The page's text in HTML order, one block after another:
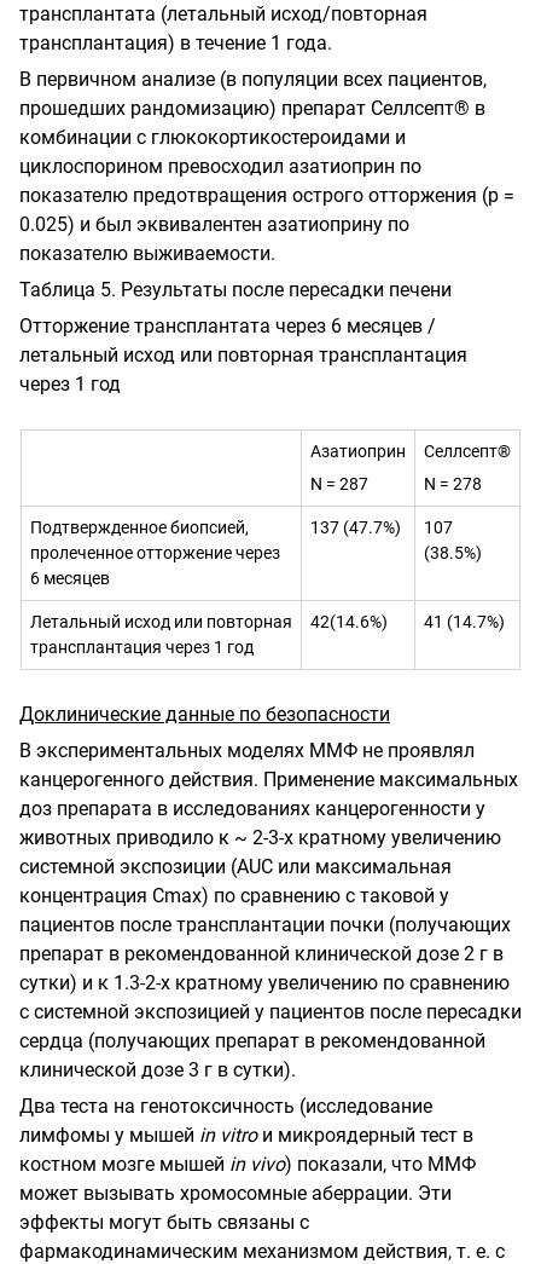
трансплантата (летальный исход/повторная
трансплантация) в течение 1 года.
В первичном анализе (в популяции всех пациентов,
прошедших рандомизацию) препарат Селлсепт® в
комбинации с глюкокортикостероидами и
циклоспорином превосходил азатиоприн по
показателю предотвращения острого отторжения (р =
0.025) и был эквивалентен азатиоприну по
показателю выживаемости.
Таблица 5. Результаты после пересадки печени
Отторжение трансплантата через 6 месяцев /
летальный исход или повторная трансплантация
через 1 год
Азатиоприн
N = 287
Селлсепт®
N = 278
Подтвержденноебиопсией,
пролеченное отторжение через
6 месяцев
137 (47.7%)
107
(38.5%)
Летальный исход или повторная
трансплантация через 1 год
42(14.6%) 41 (14.7%)
Доклинические данные по безопасности
В экспериментальных моделях ММФ не проявлял
канцерогенного действия. Применение максимальных
доз препарата в исследованиях канцерогенности у
животных приводило к ~ 2-3-х кратному увеличению
системной экспозиции (AUC или максимальная
концентрация Сmах) по сравнению с таковой у
пациентов после трансплантации почки (получающих
препарат в рекомендованной клинической дозе 2 г в
сутки) и к 1.3-2-х кратному увеличению по сравнению
с системной экспозицией у пациентов после пересадки
сердца (получающих препарат в рекомендованной
клинической дозе 3 г в сутки).
Два теста на генотоксичность (исследование
лимфомы у мышей in vitro и микроядерный тест в
костном мозге мышей in vivo) показали, что ММФ
может вызывать хромосомные аберрации. Эти
эффекты могут быть связаны с
фармакодинамическим механизмом действия, т. е. с